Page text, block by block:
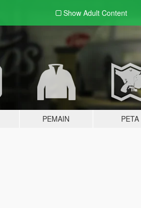
Show Adult Content
PEMAIN PETA